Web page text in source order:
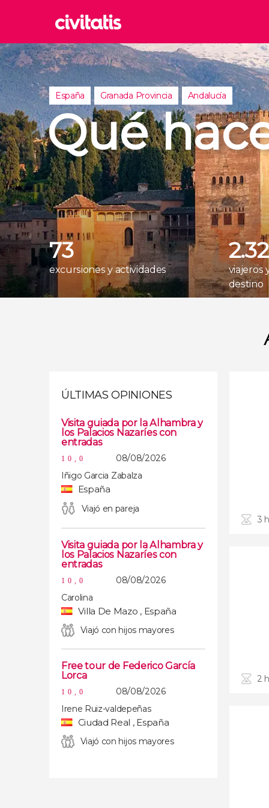
Roma
Italia
Reino
Reino
Turquía
España Granada Provincia Andalucía
Qué
73
excursiones y actividades
viajeros
destino
ÚLTIMAS OPINIONES
Visita guiada por la Alhambra y
los Palacios Nazaríes con
entradas
10,0
08/08/2026
Iñigo Garcia Zabalza
España
Viajó en pareja
Visita guiada por la Alhambra y
los Palacios Nazaríes con
entradas
10,0
08/08/2026
Carolina
Villa De Mazo , España
Viajó con hijos mayores
Free tour de Federico García
Lorca
10,0
08/08/2026
Irene Ruiz-valdepeñas
Ciudad Real , España
Viajó con hijos mayores
3
2